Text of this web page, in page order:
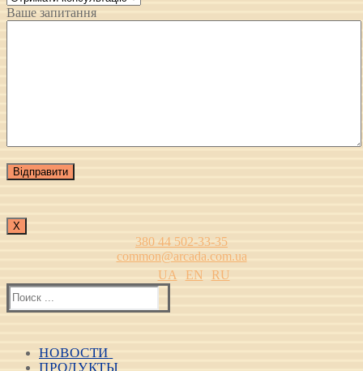
Ваше запитання
Х
380 44 502-33-35
common@arcada.com.ua
UA
EN
RU
Найти:
НОВОСТИ
Все новости
ПРОДУКТЫ